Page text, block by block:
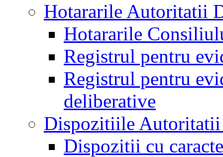
Hotararile Autoritatii
Hotararile
Registrul pentru
Registrul pentru
deliberative
Dispozitiile
Dispozitii cu